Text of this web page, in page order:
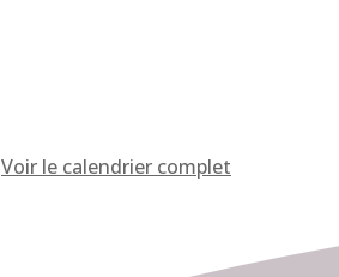
Voir le calendrier complet